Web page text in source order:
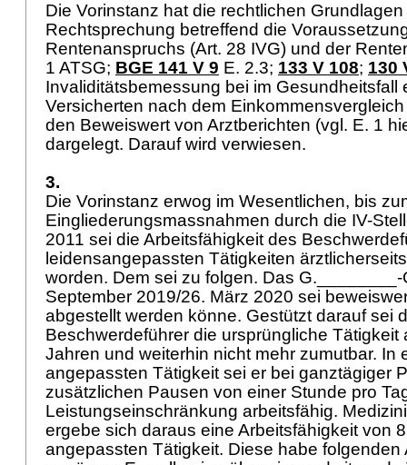
Die Vorinstanz hat die rechtlichen
Rechtsprechung betreffend die
Rentenanspruchs (Art. 28 IVG) und der
1 ATSG; BGE 141 V 9 E. 2.3; 133 V 108; 130
Invaliditätsbemessung bei im Gesundheitsfall
Versicherten nach dem Einkommensvergleich
den Beweiswert von Arztberichten (vgl. E. 1
dargelegt. Darauf wird verwiesen.
3.
Die Vorinstanz erwog im Wesentlichen, bis
Eingliederungsmassnahmen durch die IV-
2011 sei die Arbeitsfähigkeit des
leidensangepassten Tätigkeiten
worden. Dem sei zu folgen. Das
September 2019/26. März 2020 sei
abgestellt werden könne. Gestützt darauf sei
Beschwerdeführer die ursprüngliche Tätigkeit
Jahren und weiterhin nicht mehr zumutbar. In
angepassten Tätigkeit sei er bei ganztägiger
zusätzlichen Pausen von einer Stunde pro
Leistungseinschränkung arbeitsfähig.
ergebe sich daraus eine Arbeitsfähigkeit von
angepassten Tätigkeit. Diese habe folgenden